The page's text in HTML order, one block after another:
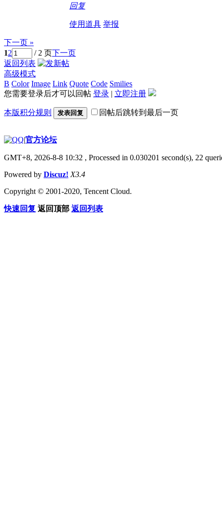
回复
使用道具 举报
下一页 »
12 / 2 页下一页
返回列表
高级模式
B Color Image Link Quote Code Smilies
您需要登录后才可以回帖 登录 | 立即注册
本版积分规则 发表回复 回帖后跳转到最后一页
|官方论坛
GMT+8, 2026-8-8 10:32 , Processed in 0.030201 second(s), 22
Powered by Discuz! X3.4
Copyright © 2001-2020, Tencent Cloud.
快速回复 返回顶部 返回列表